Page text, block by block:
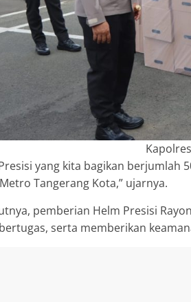
yang kita bagikan berjumlah
Tangerang Kota,” ujarnya.
pemberian Helm Presisi
serta memberikan